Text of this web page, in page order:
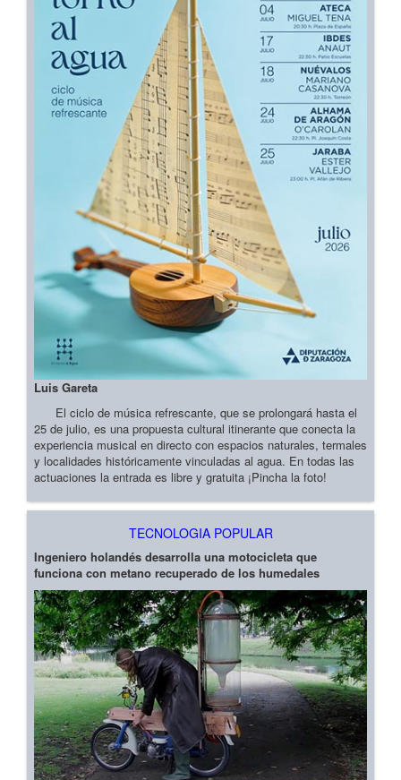
Luis Gareta
El ciclo de música refrescante, que se prolongará hasta el
25 de julio, es una propuesta cultural itinerante que conecta la
experiencia musical en directo con espacios naturales, termales
y localidades históricamente vinculadas al agua. En todas las
actuaciones la entrada es libre y gratuita ¡Pincha la foto!
TECNOLOGIA POPULAR
Ingeniero holandés desarrolla una motocicleta que
funciona con metano recuperado de los humedales